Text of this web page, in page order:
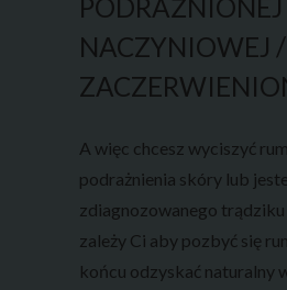
NACZYNIOWEJ /
A więc chcesz wyciszyć
podrażnienia skóry lub
zdiagnozowanego
zależy Ci aby pozbyć się
końcu odzyskać naturalny